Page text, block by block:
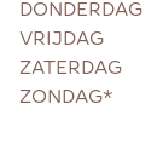
DONDERDAG
VRIJDAG
ZATERDAG
ZONDAG*